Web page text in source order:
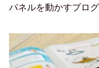
パネルを動かすプロ